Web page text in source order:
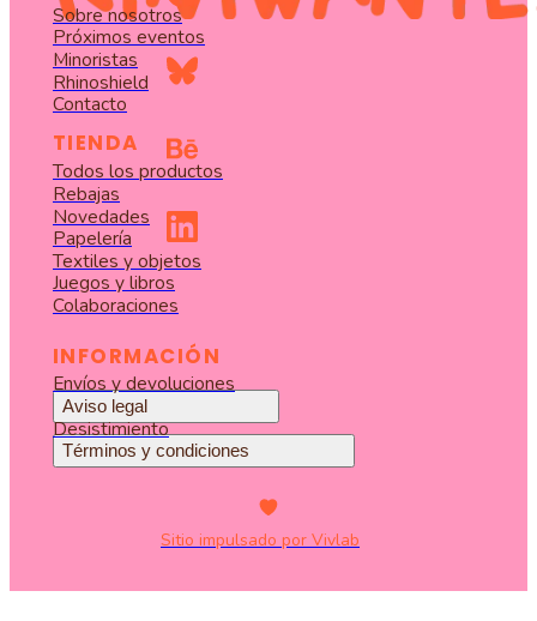
TIENDA
INFORMACIÓN
Sobre nosotros
Todos los productos
Próximos eventos
Rebajas
Minoristas
Novedades
Aviso legal
Envíos y devoluciones
Papelería
Términos y condiciones
Desistimiento
Contacto
Rhinoshield
Textiles y objetos
Juegos y libros
Colaboraciones
Sitio impulsado por Vivlab